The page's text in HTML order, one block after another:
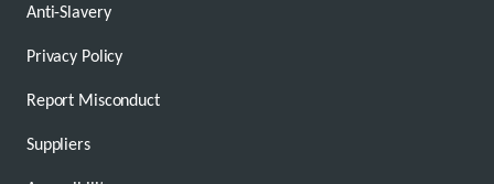
Anti-Slavery
Privacy Policy
Report Misconduct
Suppliers